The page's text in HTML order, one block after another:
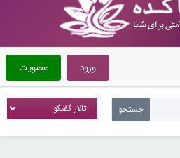
عضویت ورود